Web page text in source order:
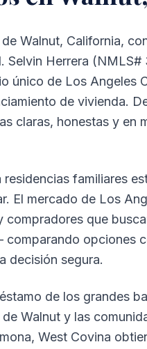
Walnut, California,
Selvin Herrera
único de Los Angeles
de vivienda.
claras, honestas y en
familiares
El mercado de Los
que
opciones
decisión segura.
de los grandes
Walnut y las
West Covina